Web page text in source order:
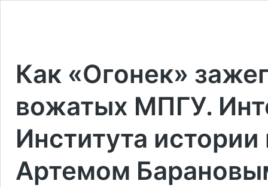
Как «Огонек»
вожатых МПГУ.
Института
Артемом